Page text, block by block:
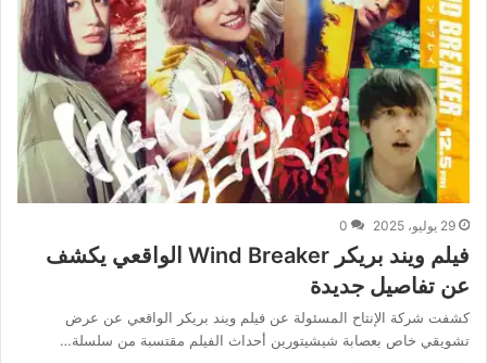
29 يوليو، 2025 0
فيلم ويند بريكر Wind Breaker الواقعي يكشف
عن تفاصيل جديدة
كشفت شركة الإنتاح المسئولة عن فيلم ويند بريكر الواقعي عن عرض
تشويقي خاص بعصابة شيشيتورين أحداث الفيلم مقتسبة من سلسلة…